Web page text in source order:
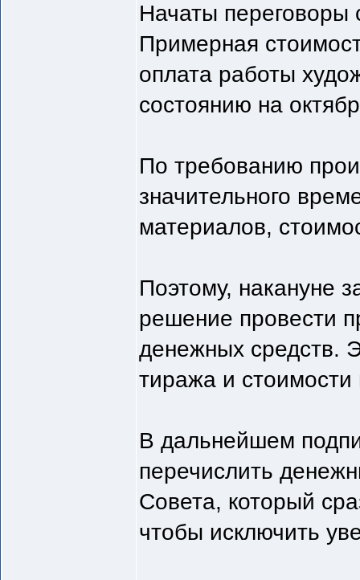
Начаты переговоры
Примерная
оплата работы
состоянию на
По требованию
значительного
материалов,
Поэтому, накануне
решение провести
денежных средств.
тиража и стоимости
В дальнейшем
перечислить
Совета, который
чтобы исключить